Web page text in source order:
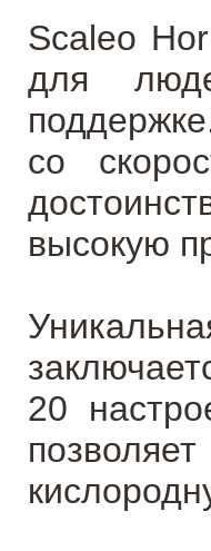
Scaleo
для
со
высокую
20